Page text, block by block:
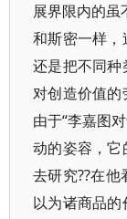
展界限内的虽
和斯密一样
还是把不同种
对创造价值
由于“李嘉图
动的姿容，
去研究??在
以为诸商品